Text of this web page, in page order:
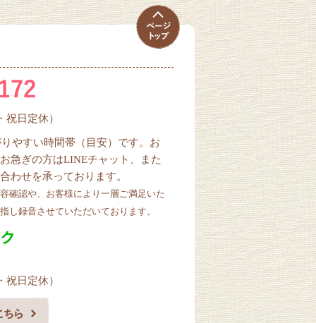
日定休）
やすい時間帯（目安）です。お
急ぎの方はLINEチャット、また
わせを承っております。
確認や、お客様により一層ご満足いた
し録音させていただいております。
日定休）